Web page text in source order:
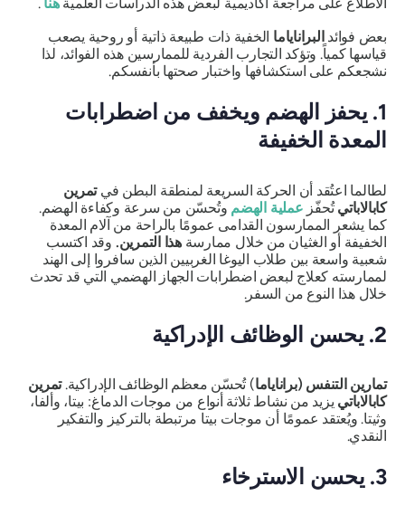
بعض فوائدالبراناياماالخفية ذات طبيعة ذاتية أو روحية يصعب
قياسها كمياً. وتؤكد التجارب الفردية للممارسين هذه الفوائد، لذا
نشجعكم على استكشافها واختبار صحتها بأنفسكم.
1. يحفز الهضم ويخفف من اضطرابات
المعدة الخفيفة
لطالما اعتُقد أن الحركة السريعة لمنطقة البطن في تمرين
كابالاباتيتُحفّزعملية الهضموتُحسّن من سرعة وكفاءة الهضم.
كما يشعر الممارسون القدامى عمومًا بالراحة من آلام المعدة
الخفيفة أو الغثيان من خلال ممارسةهذا التمرين.وقد اكتسب
شعبية واسعة بين طلاب اليوغا الغربيين الذين سافروا إلى الهند
لممارسته كعلاج لبعض اضطرابات الجهاز الهضمي التي قد تحدث
خلال هذا النوع من السفر.
2. يحسن الوظائف الإدراكية
تمارين التنفس (براناياما) تُحسّن معظم الوظائف الإدراكية.تمرين
كابالاباتييزيد من نشاط ثلاثة أنواع من موجات الدماغ: بيتا، وألفا،
وثيتا. ويُعتقد عمومًا أن موجات بيتا مرتبطة بالتركيز والتفكير
النقدي.
3. يحسن الاسترخاء